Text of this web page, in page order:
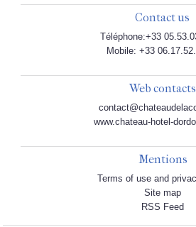
Contact us
Téléphone:+33
Mobile: +33
Web contacts
www.chateau-hotel-
Mentions
Terms of use and
Site map
RSS Feed